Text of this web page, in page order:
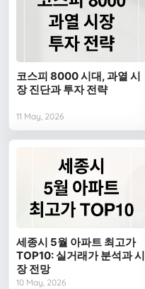
코스피 8000 시대, 과열 시
장 진단과 투자 전략
11 May, 2026
세종시 5월 아파트 최고가
TOP10: 실거래가 분석과 시
장 전망
10 May, 2026